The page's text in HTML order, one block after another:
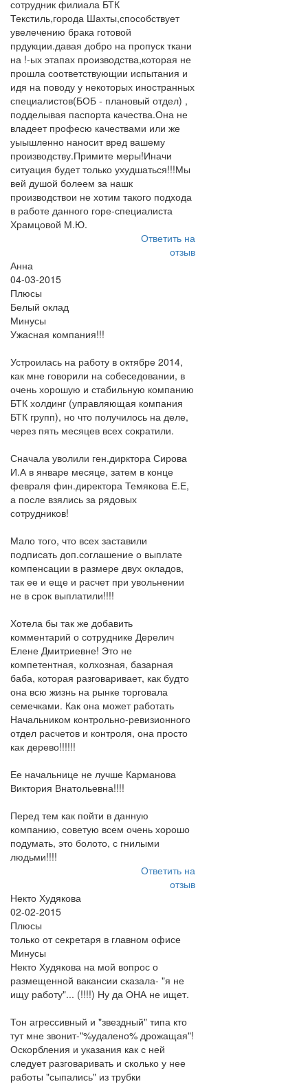
сотрудник филиала БТК
Текстиль,города Шахты,способствует
увелечению брака готовой
прдукции.давая добро на пропуск ткани
на !-ых этапах производства,которая не
прошла соответствующии испытания и
идя на поводу у некоторых иностранных
специалистов(БОБ - плановый отдел) ,
подделывая паспорта качества.Она не
владеет професю качествами или же
уыышленно наносит вред вашему
производству.Примите меры!Иначи
ситуация будет только ухудшаться!!!Мы
вей душой болеем за нашк
производствои не хотим такого подхода
в работе данного горе-специалиста
Храмцовой М.Ю.
Ответить на
отзыв
Анна
04-03-2015
Плюсы
Белый оклад
Минусы
Ужасная компания!!!
Устроилась на работу в октябре 2014,
как мне говорили на собеседовании, в
очень хорошую и стабильную компанию
БТК холдинг (управляющая компания
БТК групп), но что получилось на деле,
через пять месяцев всех сократили.
Сначала уволили ген.дирктора Сирова
И.А в январе месяце, затем в конце
февраля фин.директора Темякова Е.Е,
а после взялись за рядовых
сотрудников!
Мало того, что всех заставили
подписать доп.соглашение о выплате
компенсации в размере двух окладов,
так ее и еще и расчет при увольнении
не в срок выплатили!!!!
Хотела бы так же добавить
комментарий о сотруднике Дерелич
Елене Дмитриевне! Это не
компетентная, колхозная, базарная
баба, которая разговаривает, как будто
она всю жизнь на рынке торговала
семечками. Как она может работать
Начальником контрольно-ревизионного
отдел расчетов и контроля, она просто
как дерево!!!!!!
Ее начальнице не лучше Карманова
Виктория Внатольевна!!!!
Перед тем как пойти в данную
компанию, советую всем очень хорошо
подумать, это болото, с гнилыми
людьми!!!!
Ответить на
отзыв
Некто Худякова
02-02-2015
Плюсы
только от секретаря в главном офисе
Минусы
Некто Худякова на мой вопрос о
размещенной вакансии сказала- "я не
ищу работу"... (!!!!) Ну да ОНА не ищет.
Тон агрессивный и "звездный" типа кто
тут мне звонит-"%удалено% дрожащая"!
Оскорбления и указания как с ней
следует разговаривать и сколько у нее
работы "сыпались" из трубки